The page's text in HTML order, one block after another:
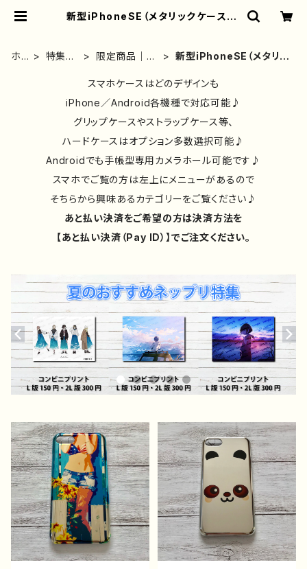
新型iPhoneSE（メタリックケース） |
ズ/人気/後払い/通販｜雑貨屋アリう
さ
ホ
特集ペ
限定商品｜送
新型iPhoneSE（メタリッ
スマホケースはどのデザインも
iPhone／Android各機種で対応可能♪
グリップケースやストラップケース等、
ハードケースはオプション多数選択可能♪
Androidでも手帳型専用カメラホール可能です♪
スマホでご覧の方は左上にメニューがあるので
そちらから興味あるカテゴリーをご覧ください♪
あと払い決済をご希望の方は決済方法を
【あと払い決済（Pay ID）】でご注文ください。